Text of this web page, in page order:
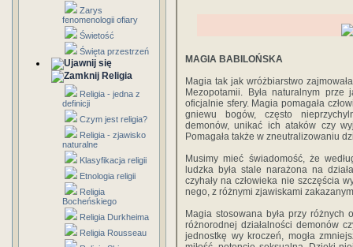
Zarys
fenomenologii ofiary
Świetość
Święta przestrzeń
Religia
Religia - jedna z
definicji
Czym jest religia?
Religia - zjawisko
naturalne
Klasyfikacja religii
Etnologia religii
Religia
Bocheńskiego
Religia Durkheima
Religia Rousseau
MAGIA BABILOŃSKA
Magia tak jak wróżbiarstwo
Mezopotamii. Była naturalnym
oficjalnie sfery. Magia pomagała
gniewu bogów, często
demonów, unikać ich ataków czy
Pomagała także w zneutralizowaniu
Musimy mieć świadomość, że
ludzka była stale narażona na
czyhały na człowieka nie­ szczęścia
nego, z różnymi zjawiskami
Magia stosowana była przy różnych
różnorodnej działalności demonów
jednostkę wy­ kroczeń, mogła